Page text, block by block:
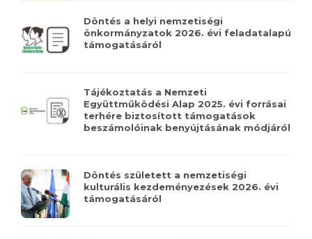
Döntés a helyi nemzetiségi
önkormányzatok 2026. évi feladatalapú
támogatásáról
Tájékoztatás a Nemzeti
Együttműködési Alap 2025. évi forrásai
terhére biztosított támogatások
beszámolóinak benyújtásának módjáról
Döntés született a nemzetiségi
kulturális kezdeményezések 2026. évi
támogatásáról